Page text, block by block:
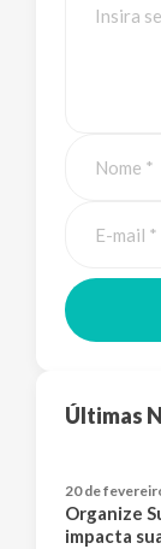
Últimas
20 de
Organize
impacta